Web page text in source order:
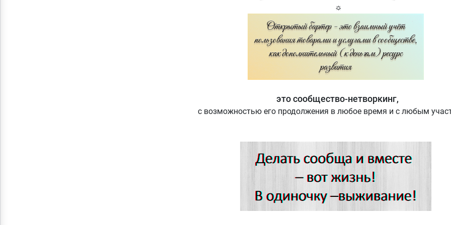
☼
это сообщество-нетворкинг,
с возможностью его продолжения в любое время и с любым